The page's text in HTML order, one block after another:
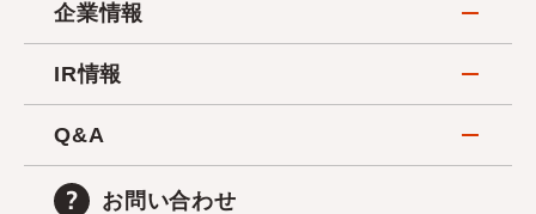
企業情報
IR情報
Q&A
お問い合わせ